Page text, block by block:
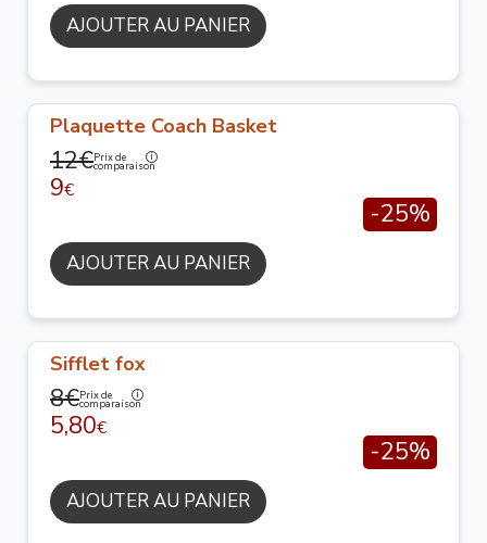
AJOUTER AU PANIER
Plaquette Coach Basket
12€Prix de
comparaison
9€
-25%
AJOUTER AU PANIER
Sifflet fox
8€Prix de
comparaison
5,80€
-25%
AJOUTER AU PANIER